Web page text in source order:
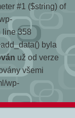
#1 ($string) of
line 358
byla
už od verze
všemi
wp-